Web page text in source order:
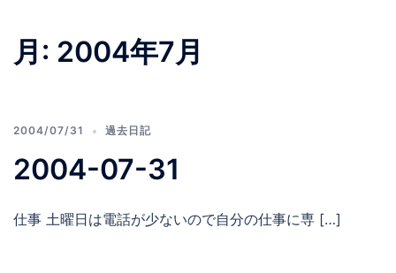
月: 2004年7月
2004/07/31 過去日記
2004-07-31
仕事 土曜日は電話が少ないので自分の仕事に専 […]